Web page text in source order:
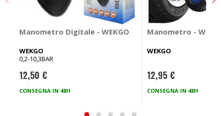
Manometro Digitale - WEKGO
WEKGO
0,2-10,3BAR
12,50 €
CONSEGNA IN 48H
Manometro -
WEKGO
12,95 €
CONSEGNA IN 48H